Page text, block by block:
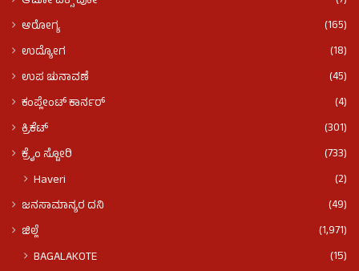
ಆರೋಗ್ಯ
(165)
ಉದ್ಯೋಗ
(18)
ಉಪ ಚುನಾವಣೆ
(45)
ಕಂಪ್ಲೇಂಟ್ ಕಾರ್ನರ್
(4)
ಕ್ರಿಕೆಟ್
(301)
ಕ್ರೈಂ ಸ್ಟೋರಿ
(733)
Haveri (2)
ಜನಸಾಮಾನ್ಯರ ದನಿ
(49)
ಜಿಲ್ಲೆ
(1,971)
BAGALAKOTE
(15)